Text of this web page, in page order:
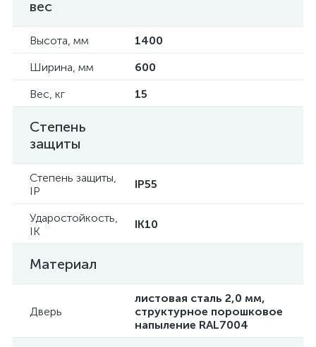
вес
Высота, мм
1400
Ширина, мм
600
Вес, кг
15
Степень
защиты
Степень защиты,
IP
IP55
Ударостойкость,
IK
IK10
Материал
Дверь
листовая сталь 2,0 мм,
структурное порошковое
напыление RAL7004